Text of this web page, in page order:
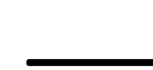
Aktualności